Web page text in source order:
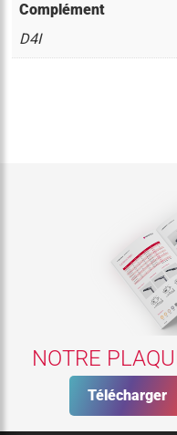
Complément
D4I
NOTRE
Télécharger